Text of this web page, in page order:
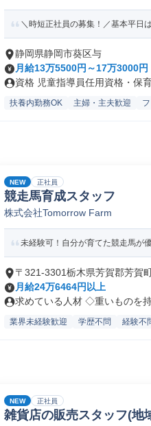
＼時短正社員の募集！／基本平日
静岡県静岡市葵区与
月給13万5500円～17万3000円
資格 児童指導員任用資格・保
扶養内勤務OK 主婦・主夫歓迎
NEW 正社員
競走馬育成スタッフ
株式会社Tomorrow Farm
未経験可！自分が育てた競走馬が
〒321-3301栃木県芳賀郡芳賀
月給24万6464円以上
求めている人材 ◇重いものを
業界未経験歓迎 学歴不問 経験不
NEW 正社員
雑貨店の販売スタッフ(地